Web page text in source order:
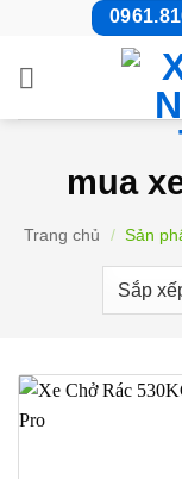
nội
mua
Trang chủ / Sản